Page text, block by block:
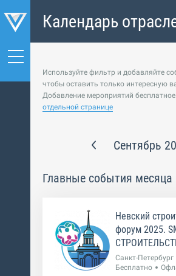
Календарь
событий
Используйте фильтр и добавляйте
чтобы оставить только интересную
Добавление мероприятий
отдельной странице
Сентябрь
Главные события месяца
Невский
форум 2025.
Санкт-Петербург
Бесплатно